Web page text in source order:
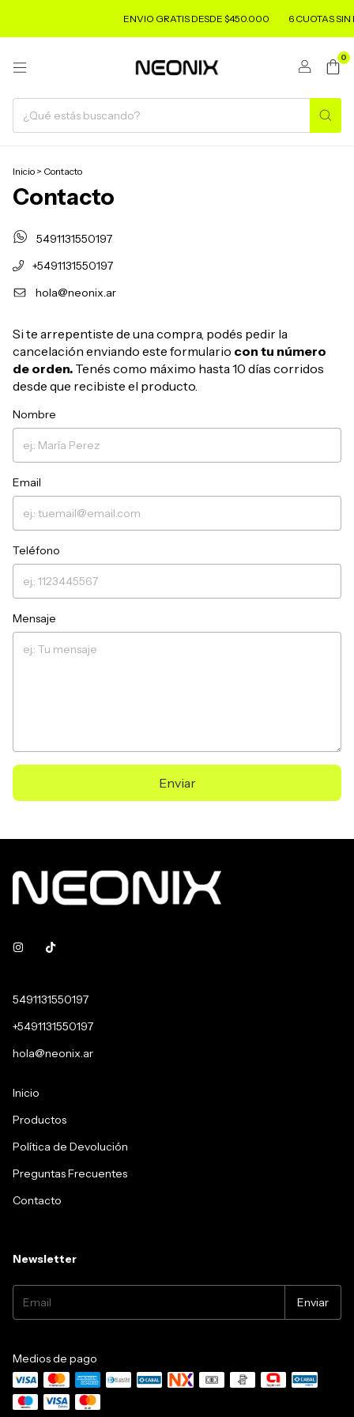
ENVIO GRATIS DESDE $450.000 6 CUOTAS SIN
0
Inicio > Contacto
Contacto
5491131550197
+5491131550197
hola@neonix.ar
Si te arrepentiste de una compra, podés pedir la
cancelación enviando este formulario con tu número
de orden. Tenés como máximo hasta 10 días corridos
desde que recibiste el producto.
Nombre
Email
Teléfono
Mensaje
Enviar
5491131550197
+5491131550197
hola@neonix.ar
Inicio
Productos
Política de Devolución
Preguntas Frecuentes
Contacto
Newsletter
Medios de pago